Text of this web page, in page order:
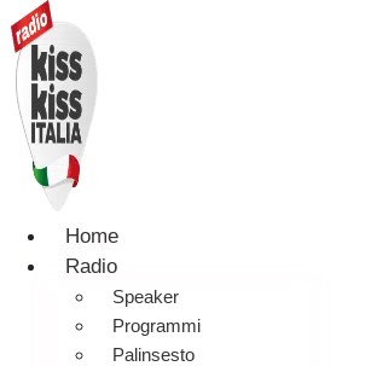
Home
Radio
Speaker
Programmi
Palinsesto